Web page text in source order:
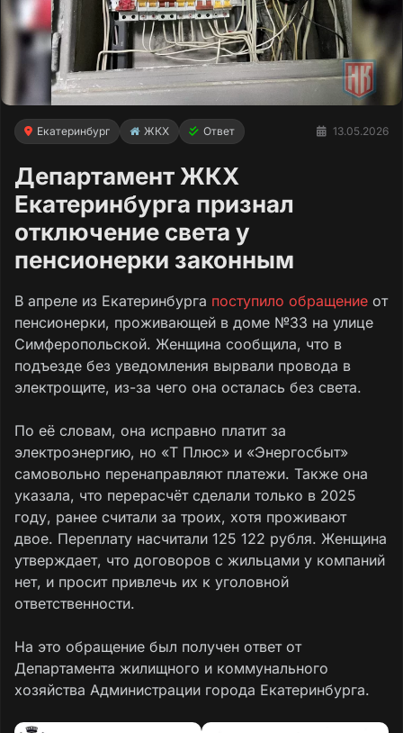
Екатеринбург ЖКХ Ответ 13.05.2026
Департамент ЖКХ
Екатеринбурга признал
отключение света у
пенсионерки законным
В апреле из Екатеринбурга поступило обращение от
пенсионерки, проживающей в доме №33 на улице
Симферопольской. Женщина сообщила, что в
подъезде без уведомления вырвали провода в
электрощите, из-за чего она осталась без света.
По её словам, она исправно платит за
электроэнергию, но «Т Плюс» и «Энергосбыт»
самовольно перенаправляют платежи. Также она
указала, что перерасчёт сделали только в 2025
году, ранее считали за троих, хотя проживают
двое. Переплату насчитали 125 122 рубля. Женщина
утверждает, что договоров с жильцами у компаний
нет, и просит привлечь их к уголовной
ответственности.
На это обращение был получен ответ от
Департамента жилищного и коммунального
хозяйства Администрации города Екатеринбурга.